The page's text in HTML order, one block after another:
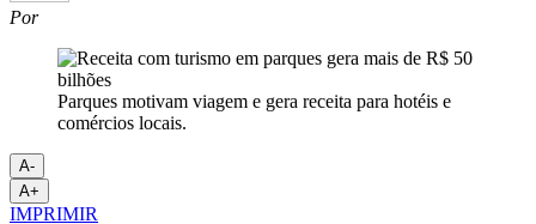
Por
Parques motivam viagem e gera receita para hotéis e
comércios locais.
A-
A+
IMPRIMIR